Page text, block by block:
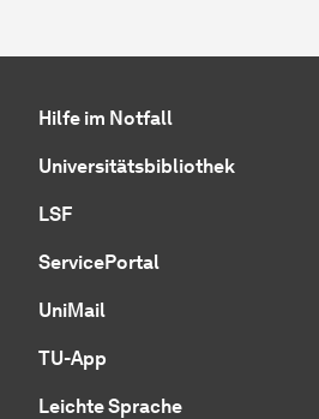
Hilfe im Notfall
Universitätsbibliothek
LSF
ServicePortal
UniMail
TU-App
Leichte Sprache